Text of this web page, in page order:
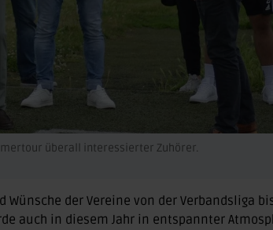
überall interessierter Zuhörer.
der Vereine von der Verbandsliga
auch in diesem Jahr in entspannter